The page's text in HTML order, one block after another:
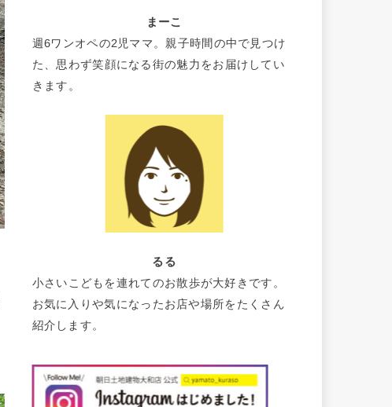
まーこ
週6ワンオペの2児ママ。親子時間の中で見つけ
た、思わず笑顔になる街の魅力をお届けしてい
きます。
るる
小さいこどもを連れてのお散歩が大好きです。
お気に入りや気になったお店や場所をたくさん
紹介します。